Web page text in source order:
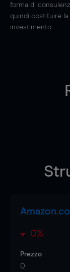
forma di
quindi costituire
investimento.
0%
Prezzo
0